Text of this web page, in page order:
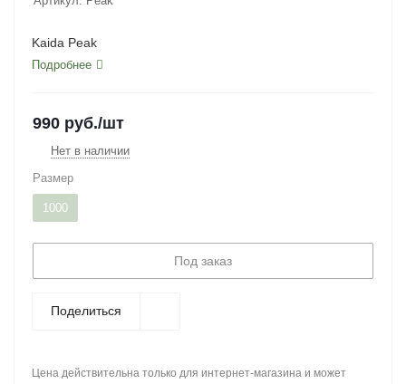
Kaida Peak
Подробнее
990 руб./шт
Нет в наличии
Размер
1000
Под заказ
Поделиться
Цена действительна только для интернет-магазина и может